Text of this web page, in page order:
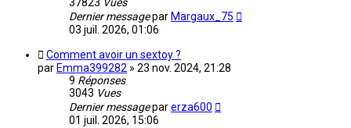
Dernier messagepar Margaux_75
03 juil. 2026, 01:06
Comment avoir un sextoy ?
par Emma399282 » 23 nov. 2024, 21:28
9 Réponses
3043 Vues
Dernier messageparerza600
01 juil. 2026, 15:06